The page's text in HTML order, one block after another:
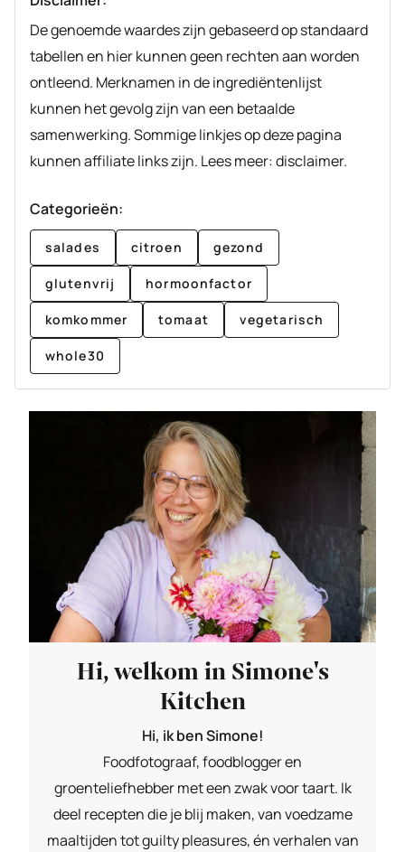
De genoemde waardes zijn gebaseerd op standaard
tabellen en hier kunnen geen rechten aan worden
ontleend. Merknamen in de ingrediëntenlijst
kunnen het gevolg zijn van een betaalde
samenwerking. Sommige linkjes op deze pagina
kunnen affiliate links zijn. Lees meer: disclaimer.
Categorieën:
salades citroen gezond
glutenvrij hormoonfactor
komkommer tomaat vegetarisch
whole30
Hi, welkom in Simone's
Kitchen
Hi, ik ben Simone!
Foodfotograaf, foodblogger en
groenteliefhebber met een zwak voor taart. Ik
deel recepten die je blij maken, van voedzame
maaltijden tot guilty pleasures, én verhalen van